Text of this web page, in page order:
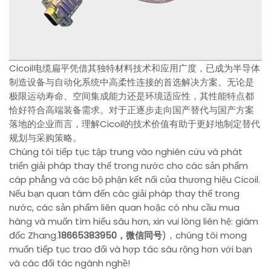
Cicoil电缆扁平凭借其独特材料技术和应用广度，已成为半导体
制造设备与自动化系统中高柔性连接的首选解决方案。无论是
极限运动寿命、空间集成能力还是环境适应性，其性能特点都
恰好符合高端装备需求。对于正逐步走向国产替代与国产方案
落地的企业而言，理解Cicoil的技术价值有助于更好地制定替代
规划与采购策略。
Chúng tôi tiếp tục tập trung vào nghiên cứu và phát
triển giải pháp thay thế trong nước cho các sản phẩm
cáp phẳng và các bộ phận kết nối của thương hiệu Cicoil.
Nếu bạn quan tâm đến các giải pháp thay thế trong
nước, các sản phẩm liên quan hoặc có nhu cầu mua
hàng và muốn tìm hiểu sâu hơn, xin vui lòng liên hệ: giám
đốc Zhang.18665383950，微信同号)，chúng tôi mong
muốn tiếp tục trao đổi và hợp tác sâu rộng hơn với bạn
và các đối tác ngành nghề!